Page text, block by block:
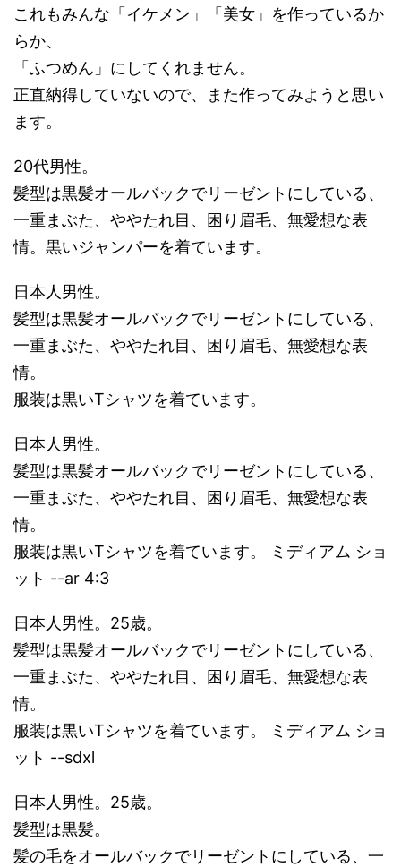
これもみんな「イケメン」「美女」を作っているか
らか、
「ふつめん」にしてくれません。
正直納得していないので、また作ってみようと思い
ます。
20代男性。
髪型は黒髪オールバックでリーゼントにしている、
一重まぶた、ややたれ目、困り眉毛、無愛想な表
情。黒いジャンパーを着ています。
日本人男性。
髪型は黒髪オールバックでリーゼントにしている、
一重まぶた、ややたれ目、困り眉毛、無愛想な表
情。
服装は黒いTシャツを着ています。
日本人男性。
髪型は黒髪オールバックでリーゼントにしている、
一重まぶた、ややたれ目、困り眉毛、無愛想な表
情。
服装は黒いTシャツを着ています。 ミディアム ショ
ット --ar 4:3
日本人男性。25歳。
髪型は黒髪オールバックでリーゼントにしている、
一重まぶた、ややたれ目、困り眉毛、無愛想な表
情。
服装は黒いTシャツを着ています。 ミディアム ショ
ット --sdxl
日本人男性。25歳。
髪型は黒髪。
髪の毛をオールバックでリーゼントにしている、一